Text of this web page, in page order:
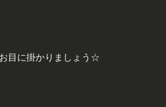
目に掛かりましょう☆